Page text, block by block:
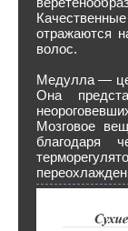
отражаются
волос.
Медулла —
Она
Мозговое
благодаря